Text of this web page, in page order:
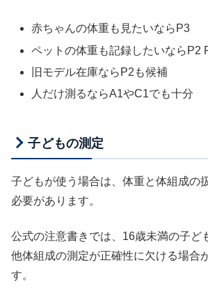
赤ちゃんの体重も見たいならP3
ペットの体重も記録したいならP2
旧モデル在庫ならP2も候補
人だけ測るならA1やC1でも十分
子どもの測定
子どもが使う場合は、体重と体組成の
必要があります。
公式の注意書きでは、16歳未満の子ど
他体組成の測定が正確性に欠ける場合
す。